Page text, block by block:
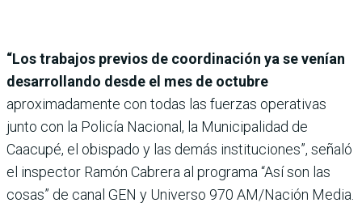
“Los trabajos previos de coordinación ya se venían
desarrollando desde el mes de octubre
aproximadamente con todas las fuerzas operativas
junto con la Policía Nacional, la Municipalidad de
Caacupé, el obispado y las demás instituciones”, señaló
el inspector Ramón Cabrera al programa “Así son las
cosas” de canal GEN y Universo 970 AM/Nación Media.